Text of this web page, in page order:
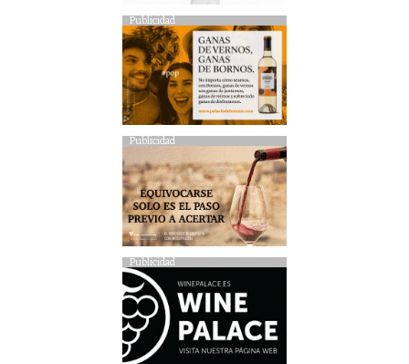
Publicidad
Publicidad
Publicidad